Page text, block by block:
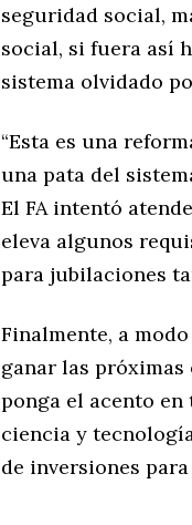
seguridad social,
social, si fuera así
sistema olvidado
“Esta es una
una pata del
El FA intentó
eleva algunos
para jubilaciones
Finalmente, a
ganar las
ponga el acento
ciencia y
de inversiones